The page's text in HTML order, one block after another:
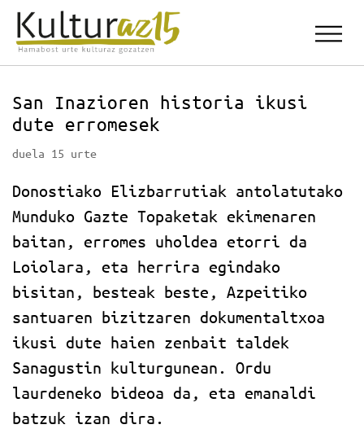
San Inazioren historia ikusi
dute erromesek
duela 15 urte
Donostiako Elizbarrutiak antolatutako
Munduko Gazte Topaketak ekimenaren
baitan, erromes uholdea etorri da
Loiolara, eta herrira egindako
bisitan, besteak beste, Azpeitiko
santuaren bizitzaren dokumentaltxoa
ikusi dute haien zenbait taldek
Sanagustin kulturgunean. Ordu
laurdeneko bideoa da, eta emanaldi
batzuk izan dira.